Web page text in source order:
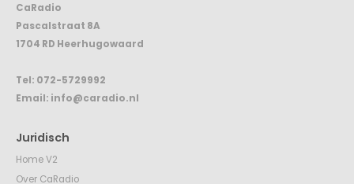
CaRadio
Pascalstraat 8A
1704 RD Heerhugowaard
Tel: 072-5729992
Email: info@caradio.nl
Juridisch
Home V2
Over CaRadio